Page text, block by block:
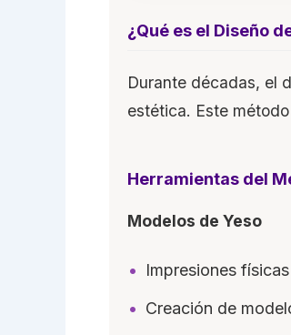
¿Qué es el Diseño
Durante décadas, el
estética. Este
Herramientas del
Modelos de Yeso
Impresiones
Creación de